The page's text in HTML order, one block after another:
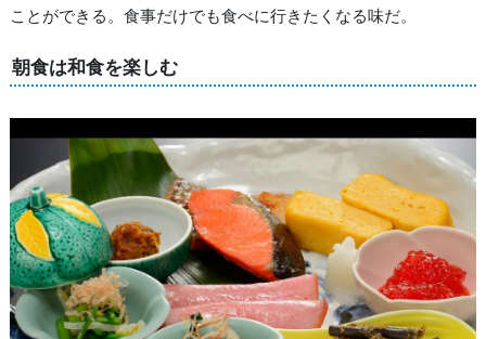
ことができる。食事だけでも食べに行きたくなる味だ。
朝食は和食を楽しむ